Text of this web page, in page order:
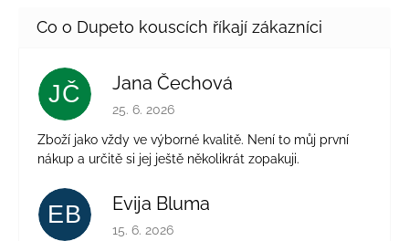
JČ Jana Čechová
Hodnocení obchodu je 5 z 5 hvězdiček.
25. 6. 2026
Zboží jako vždy ve výborné kvalitě. Není to můj první
nákup a určitě si jej ještě několikrát zopakuji.
EB Evija Bluma
Hodnocení obchodu je 5 z 5 hvězdiček.
15. 6. 2026